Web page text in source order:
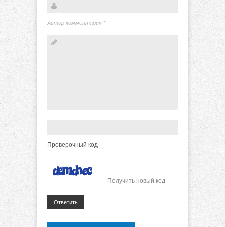
Автор комментария *
Проверочный код
Получить новый код
Ответить